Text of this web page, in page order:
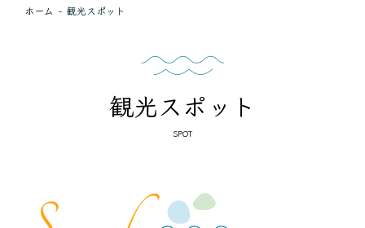
ホーム 観光スポット
観光スポット
SPOT